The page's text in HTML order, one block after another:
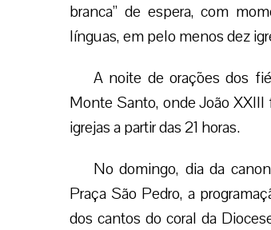
branca” de espera, com
línguas, em pelo menos dez
A noite de orações dos
Monte Santo, onde João
igrejas a partir das 21 horas.
No domingo, dia da
Praça São Pedro, a
dos cantos do coral da